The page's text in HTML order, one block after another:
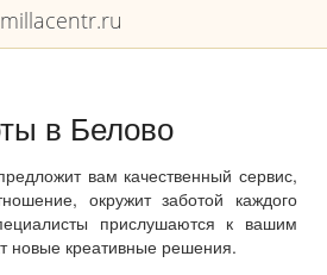
millacentr.ru
в Белово
вам качественный сервис,
окружит заботой каждого
прислушаются к вашим
новые креативные решения.